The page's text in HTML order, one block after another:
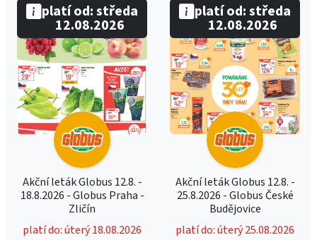
Akční leták Globus 12.8. -
18.8.2026 - Globus Praha -
Zličín
platí do: úterý 18.08.2026
platí od: středa
12.08.2026
Akční leták Globus 12.8. -
25.8.2026 - Globus České
Budějovice
platí do: úterý 25.08.2026
platí od: středa
12.08.2026